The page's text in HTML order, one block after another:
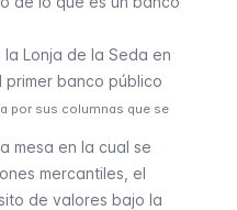
por sus columnas que se
mesa en la cual se
mercantiles, el
de valores bajo la